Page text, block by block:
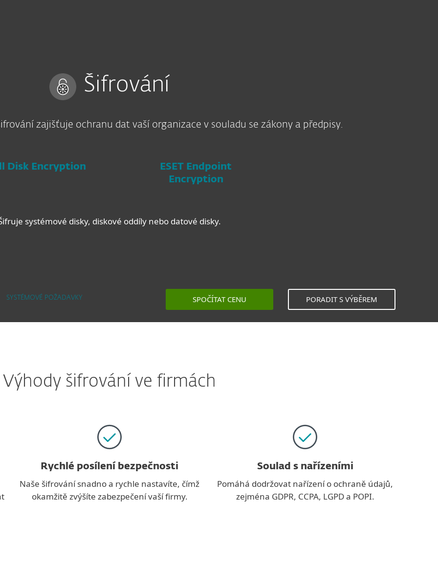
Šifrování
zajišťuje ochranu dat vaší organizace v souladu se zákony a předpisy.
Disk Encryption
ESET Endpoint
Encryption
systémové disky, diskové oddíly nebo datové disky.
SYSTÉMOVÉ POŽADAVKY SPOČÍTAT CENU PORADIT S VÝBĚREM
Výhody šifrování ve firmách
Rychlé posílení bezpečnosti
Naše šifrování snadno a rychle nastavíte, čímž
okamžitě zvýšíte zabezpečení vaší firmy.
Soulad s nařízeními
Pomáhá dodržovat nařízení o ochraně údajů,
zejména GDPR, CCPA, LGPD a POPI.